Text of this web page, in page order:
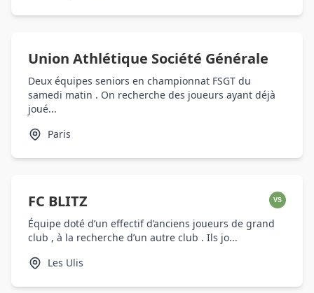
Union Athlétique Société Générale
Deux équipes seniors en championnat FSGT du
samedi matin . On recherche des joueurs ayant déjà
joué...
Paris
FC BLITZ VS
Équipe doté d’un effectif d’anciens joueurs de grand
club , à la recherche d’un autre club . Ils jo...
Les Ulis